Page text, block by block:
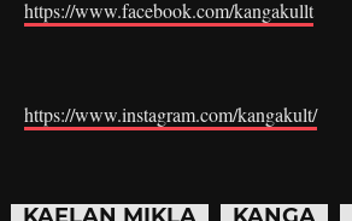
https://www.facebook.com/kangakullt
https://www.instagram.com/kangakult/